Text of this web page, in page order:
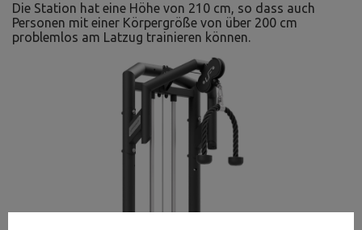
Die Station hat eine Höhe von 210 cm, so dass auch
Personen mit einer Körpergröße von über 200 cm
problemlos am Latzug trainieren können.